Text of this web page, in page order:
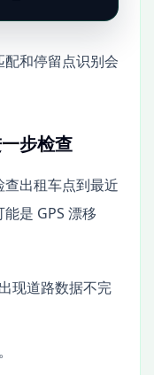
和停留点识别会
步检查
出租车点到最近
是 GPS 漂移
现道路数据不完